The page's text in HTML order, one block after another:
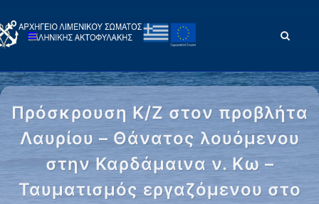
Πρόσκρουση Κ/Ζ στον προβλήτα
Λαυρίου – Θάνατος λουόμενου
στην Καρδάμαινα ν. Κω –
Ταυματισμός εργαζόμενου στο